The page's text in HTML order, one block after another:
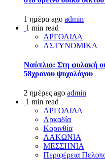
1 ημέρα ago admin
1 min read
ΑΡΓΟΛΙΔΑ
ΑΣΤΥΝΟΜΙΚΑ
Ναύπλιο: Στη φυλακή οι
58χρονου ψυχολόγου
2 ημέρες ago admin
1 min read
ΑΡΓΟΛΙΔΑ
Αρκαδία
Κορινθία
ΛΑΚΩΝΙΑ
ΜΕΣΣΗΝΙΑ
Περιφέρεια